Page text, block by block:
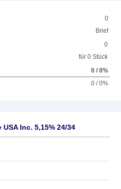
0
Brief
0
für 0 Stück
0 / 0%
0 / 0%
Inc. 5,15% 24/34